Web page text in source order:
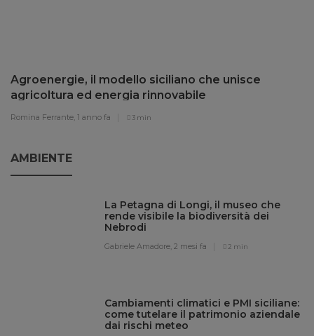
Agroenergie, il modello siciliano che unisce
agricoltura ed energia rinnovabile
Romina Ferrante, 1 anno fa 3 min
AMBIENTE
La Petagna di Longi, il museo che
rende visibile la biodiversità dei
Nebrodi
Gabriele Amadore,2 mesi fa 2 min
Cambiamenti climatici e PMI siciliane:
come tutelare il patrimonio aziendale
dai rischi meteo